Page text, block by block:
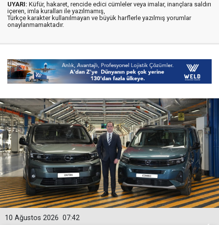
UYARI: Küfür, hakaret, rencide edici cümleler veya imalar, inançlara saldırı
içeren, imla kuralları ile yazılmamış,
Türkçe karakter kullanılmayan ve büyük harflerle yazılmış yorumlar
onaylanmamaktadır.
07:42
10 Ağustos 2026